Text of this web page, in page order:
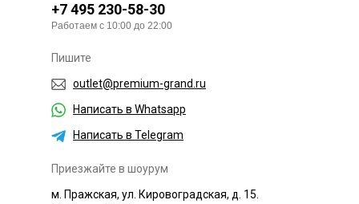
outlet@premium-grand.ru
Написать в Whatsapp
Написать в Telegram
+7 495 230-58-30
Работаем с 10:00 до 22:00
м. Пражская, ул. Кировоградская, д. 15.
Приезжайте в шоурум
Пишите